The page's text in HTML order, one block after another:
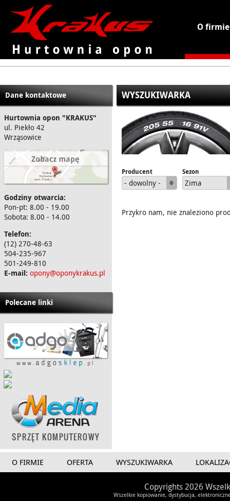
KRAKUS - hurtownia opon
O firmie
Dane kontaktowe
Hurtownia opon "KRAKUS"
ul. Piekło 42
Wrząsowice
Godziny otwarcia:
Pon-pt: 8.00 - 19.00
Sobota: 8.00 - 14.00
Telefon:
(12) 270-48-63
504-235-967
501-249-810
E-mail: opony@oponykrakus.pl
Polecane linki
WYSZUKIWARKA
Producent
- dowolny -
Sezon
Zima
Przykro nam, nie znaleziono
O FIRMIE OFERTA WYSZUKIWARKA
Copyrights 2026
Wszelkie kopiowanie, dystybucja,